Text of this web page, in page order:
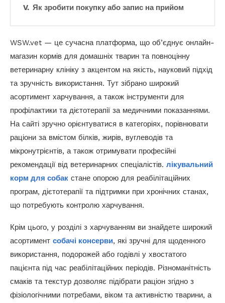
Як зробити покупку або запис на прийом
WSW.vet — це сучасна платформа, що об’єднує онлайн-
магазин кормів для домашніх тварин та повноцінну
ветеринарну клініку з акцентом на якість, науковий підхід
та зручність використання. Тут зібрано широкий
асортимент харчування, а також інструменти для
профілактики та дієтотерапії за медичними показаннями.
На сайті зручно орієнтуватися в категоріях, порівнювати
раціони за вмістом білків, жирів, вуглеводів та
мікронутрієнтів, а також отримувати професійні
рекомендації від ветеринарних спеціалістів. лікувальний
корм для собак стане опорою для реабілітаційних
програм, дієтотерапії та підтримки при хронічних станах,
що потребують контролю харчування.
Крім цього, у розділі з харчуванням ви знайдете широкий
асортимент собачі консерви, які зручні для щоденного
використання, подорожей або годівлі у хвостатого
пацієнта під час реабілітаційних періодів. Різноманітність
смаків та текстур дозволяє підібрати раціон згідно з
фізіологічними потребами, віком та активністю тварини, а